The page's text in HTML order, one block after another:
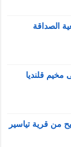
الصداقة
مخيم قلنديا
من قرية تياسير